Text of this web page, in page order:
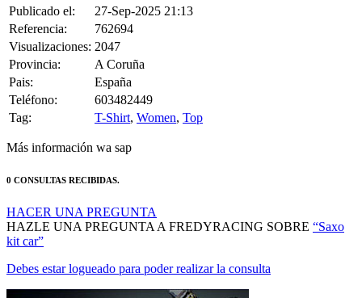
Referencia:
762694
Visualizaciones:
2047
Provincia:
A Coruña
Pais:
España
Teléfono:
603482449
Tag:
T-Shirt,Women
Más información wa sap
HAZLE UNA PREGUNTA A FREDYRACING SOBRE
kit car”
Debes estar logueado para poder realizar la consulta